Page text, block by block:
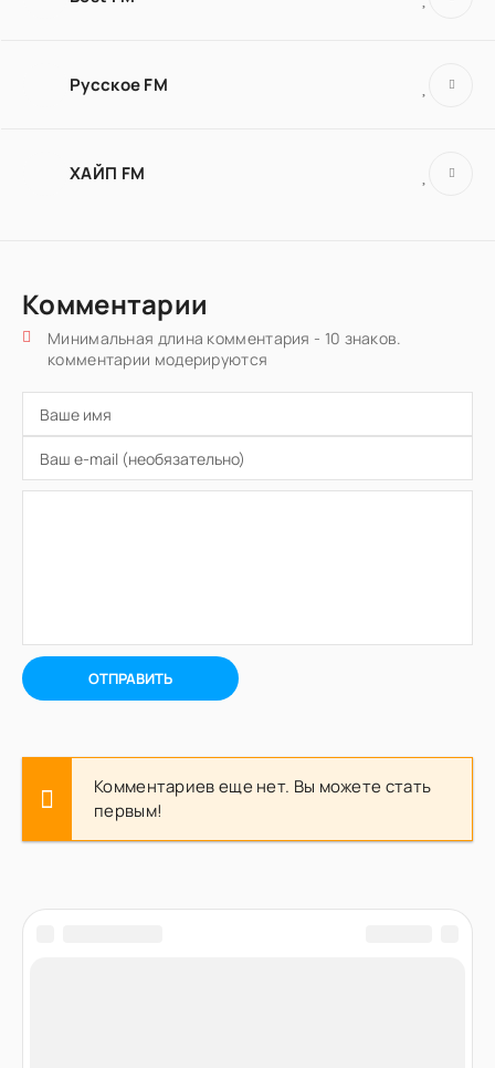
Русское FM
ХАЙП FM
Комментарии
Минимальная длина комментария - 10 знаков.
комментарии модерируются
ОТПРАВИТЬ
Комментариев еще нет. Вы можете стать
первым!